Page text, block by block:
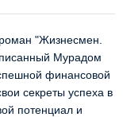
"Жизнесмен.
Мурадом
финансовой
секреты успеха в
потенциал и